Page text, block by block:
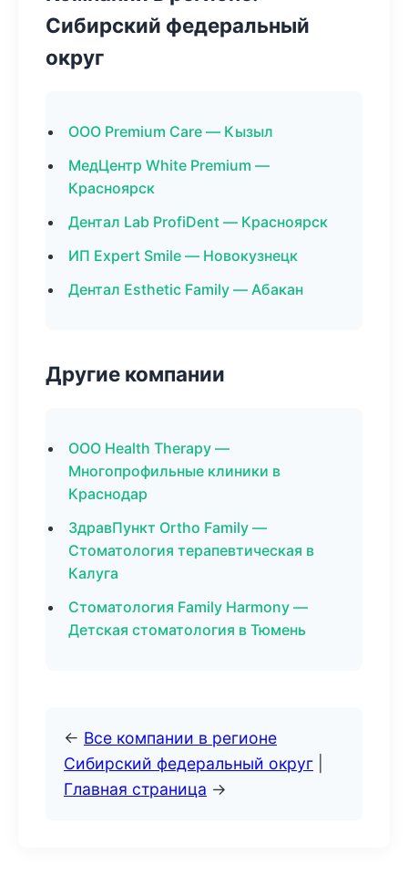
Сибирский федеральный
округ
ООО Premium Care — Кызыл
МедЦентр White Premium —
Красноярск
Дентал Lab ProfiDent — Красноярск
ИП Expert Smile — Новокузнецк
Дентал Esthetic Family — Абакан
Другие компании
ООО Health Therapy —
Многопрофильные клиники в
Краснодар
ЗдравПункт Ortho Family —
Стоматология терапевтическая в
Калуга
Стоматология Family Harmony —
Детская стоматология в Тюмень
← Все компании в регионе
Сибирский федеральный округ
Главная страница →